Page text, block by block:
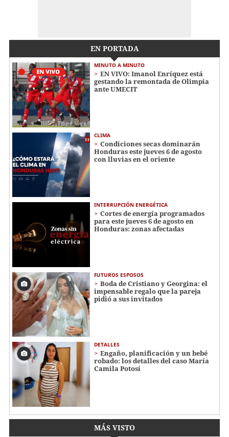
EN PORTADA
MINUTO A MINUTO
EN VIVO: Imanol Enríquez está
gestando la remontada de Olimpia
ante UMECIT
CLIMA
Condiciones secas dominarán
Honduras este jueves 6 de agosto
con lluvias en el oriente
INTERRUPCIÓN ENERGÉTICA
Cortes de energía programados
para este jueves 6 de agosto en
Honduras: zonas afectadas
FUTUROS ESPOSOS
Boda de Cristiano y Georgina: el
impensable regalo que la pareja
pidió a sus invitados
DETALLES
Engaño, planificación y un bebé
robado: los detalles del caso María
Camila Potosí
MÁS VISTO